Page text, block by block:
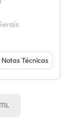
Notas Técnicas